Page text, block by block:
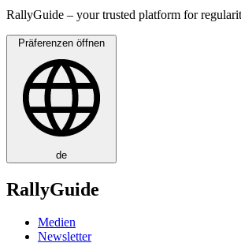
RallyGuide – your trusted platform for
Präferenzen öffnen
de
RallyGuide
Medien
Newsletter